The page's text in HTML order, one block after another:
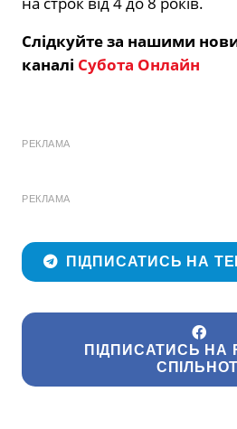
Слідкуйте за нашими
каналі Субота Онлайн
РЕКЛАМА
РЕКЛАМА
ПІДПИСАТИСЬ НА
ПІДПИСАТИСЬ НА